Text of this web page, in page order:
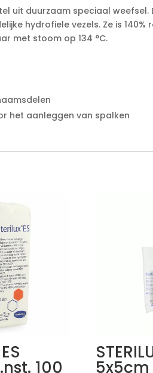
:
uit duurzaam speciaal
hydrofiele vezels. Ze is
met stoom op 134 °C.
het aanleggen van spalken
100 5x5cm